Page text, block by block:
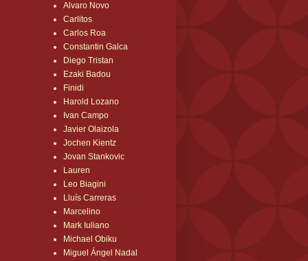
Alvaro Novo
Carlitos
Carlos Roa
Constantin Galca
Diego Tristan
Ezaki Badou
Finidi
Harold Lozano
Ivan Campo
Javier Olaizola
Jochen Kientz
Jovan Stankovic
Lauren
Leo Biagini
Lluís Carreras
Marcelino
Mark Iuliano
Michael Obiku
Miguel Ángel Nadal